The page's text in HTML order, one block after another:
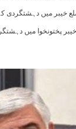
پختونخوا میں